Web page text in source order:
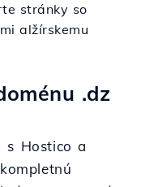
stránky so
alžírskemu
.dz
s Hostico a